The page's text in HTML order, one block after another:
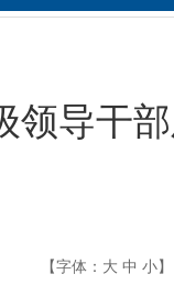
领导干
【字体： 大 中 小